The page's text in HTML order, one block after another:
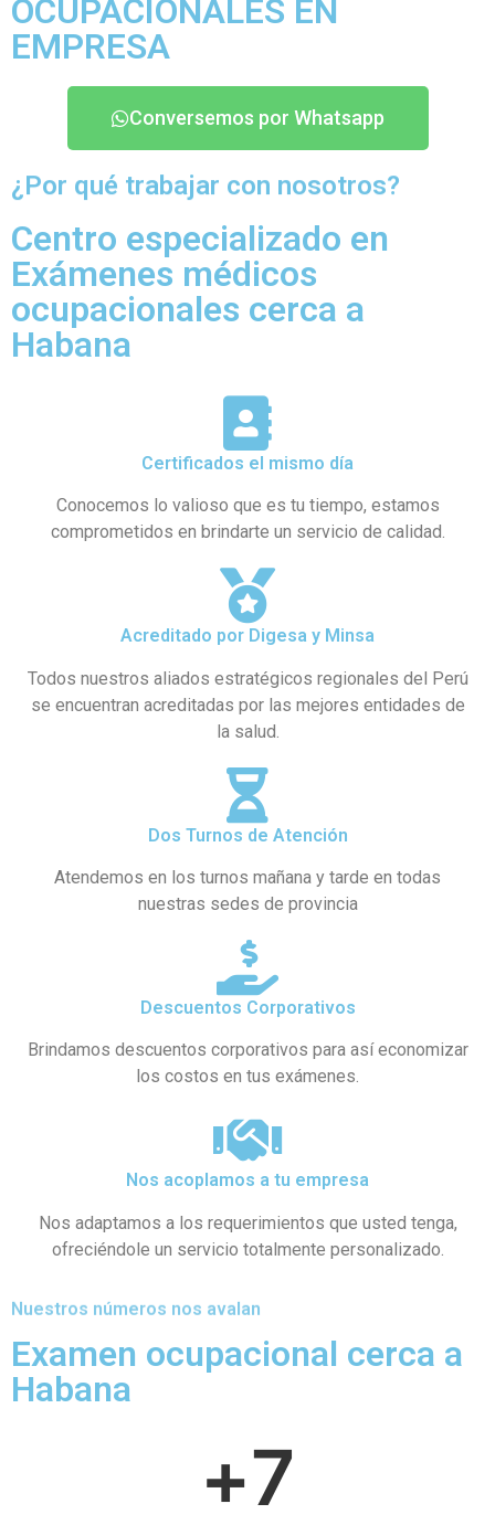
OCUPACIONALES EN
EMPRESA
Conversemos por Whatsapp
¿Por qué trabajar con nosotros?
Centro especializado en
Exámenes médicos
ocupacionales cerca a
Habana
Certificados el mismo día
Conocemos lo valioso que es tu tiempo, estamos
comprometidos en brindarte un servicio de calidad.
Acreditado por Digesa y Minsa
Todos nuestros aliados estratégicos regionales del Perú
se encuentran acreditadas por las mejores entidades de
la salud.
Dos Turnos de Atención
Atendemos en los turnos mañana y tarde en todas
nuestras sedes de provincia
Descuentos Corporativos
Brindamos descuentos corporativos para así economizar
los costos en tus exámenes.
Nos acoplamos a tu empresa
Nos adaptamos a los requerimientos que usted tenga,
ofreciéndole un servicio totalmente personalizado.
Nuestros números nos avalan
Examen ocupacional cerca a
Habana
+7